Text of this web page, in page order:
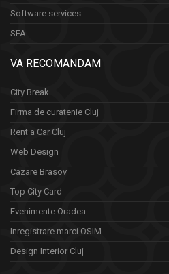
Software services
SFA
VA RECOMANDAM
City Break
Firma de curatenie Cluj
Rent a Car Cluj
Web Design
Cazare Brasov
Top City Card
Evenimente Oradea
Inregistrare marci OSIM
Design Interior Cluj